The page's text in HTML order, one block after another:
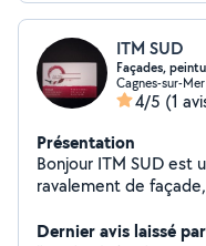
ITM SUD
Façades,
Cagnes-sur-
4/5 (1
Présentation
Bonjour ITM SUD est
ravalement de
30 ans d expérience
Dernier avis laissé